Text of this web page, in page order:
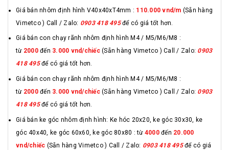
Giá bán nhôm định hình V40x40xT4mm : 110.000 vnd/m (Sẵn hàng
Vimetco ) Call / Zalo: 0903 418 495để có giá tốt hơn.
Giá bán con chạy rãnh nhôm định hình M4 / M5/M6/M8 :
từ 2000đến 3.000 vnd/chiếc(Sẵn hàng Vimetco ) Call / Zalo: 0903
418 495để có giá tốt hơn.
Giá bán con chạy rãnh nhôm định hình M4 / M5/M6/M8 :
từ 2000đến 3.000 vnd/chiếc(Sẵn hàng Vimetco ) Call / Zalo: 0903
418 495để có giá tốt hơn.
Giá bán ke góc nhôm định hình: Ke hóc 20x20, ke góc 30x30, ke
góc 40x40, ke góc 60x60, ke góc 80x80 : từ 4000đến 20.000
vnd/chiếc (Sẵn hàng Vimetco ) Call / Zalo: 0903 418 495để có giá